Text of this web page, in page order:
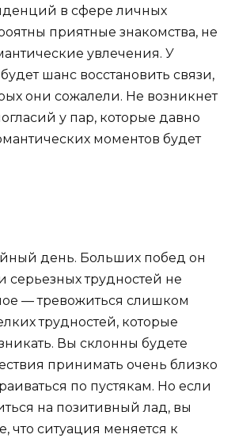
в сфере личных
приятные знакомства, не
увлечения. У
шанс восстановить связи,
они сожалели. Не возникнет
у пар, которые давно
моментов будет
день. Больших побед он
серьезных трудностей не
— тревожиться слишком
трудностей, которые
Вы склонны будете
принимать очень близко
по пустякам. Но если
на позитивный лад, вы
что ситуация меняется к